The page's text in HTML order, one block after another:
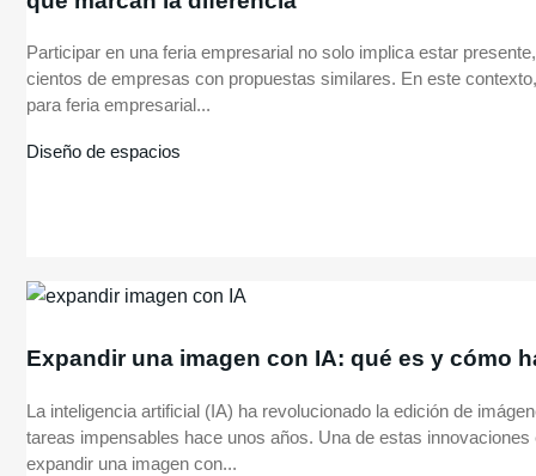
Participar en una feria empresarial no solo implica estar
cientos de empresas con propuestas similares. En este
para feria empresarial...
Diseño de espacios
Expandir una imagen con IA: qué es y cómo
La inteligencia artificial (IA) ha revolucionado la edición de
tareas impensables hace unos años. Una de estas innovaciones
expandir una imagen con...